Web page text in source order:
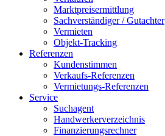
Marktpreisermittlung
Sachverständiger / Gutachter
Vermieten
Objekt-Tracking
Referenzen
Kundenstimmen
Verkaufs-Referenzen
Vermietungs-Referenzen
Service
Suchagent
Handwerkerverzeichnis
Finanzierungsrechner